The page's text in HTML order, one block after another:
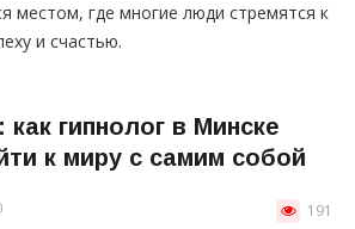
местом, где многие люди стремятся к
и счастью.
гипнолог в Минске
к миру с самим собой
191